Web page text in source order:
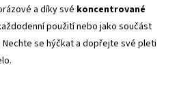
a díky své koncentrované
použití nebo jako součást
se hýčkat a dopřejte své pleti